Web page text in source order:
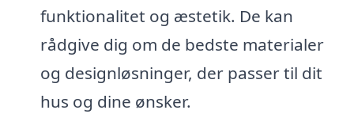
funktionalitet og æstetik. De kan
rådgive dig om de bedste materialer
og designløsninger, der passer til dit
hus og dine ønsker.